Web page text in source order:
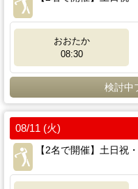
おおたか
08:30
検討中
08/11 (火)
【2名で開催】土日祝